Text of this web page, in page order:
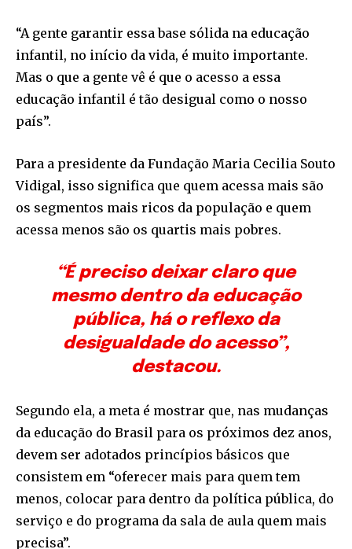
“A gente garantir essa base sólida na educação
infantil, no início da vida, é muito importante.
Mas o que a gente vê é que o acesso a essa
educação infantil é tão desigual como o nosso
país”.
Para a presidente da Fundação Maria Cecilia Souto
Vidigal, isso significa que quem acessa mais são
os segmentos mais ricos da população e quem
acessa menos são os quartis mais pobres.
“É preciso deixar claro que
mesmo dentro da educação
pública, há o reflexo da
desigualdade do acesso”,
destacou.
Segundo ela, a meta é mostrar que, nas mudanças
da educação do Brasil para os próximos dez anos,
devem ser adotados princípios básicos que
consistem em “oferecer mais para quem tem
menos, colocar para dentro da política pública, do
serviço e do programa da sala de aula quem mais
precisa”.